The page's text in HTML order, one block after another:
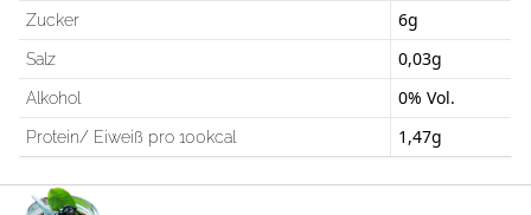
Zucker 6g
Salz 0,03g
Alkohol 0% Vol.
Protein/ Eiweiß pro 100kcal 1,47g